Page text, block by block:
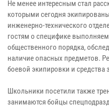
Не менее интересным стал
которыми сегодня
инженерно-технического
гостям о специфике
общественного порядка,
наличие опасных предметов.
боевой экипировки и средства
Школьники посетили также
занимаются бойцы